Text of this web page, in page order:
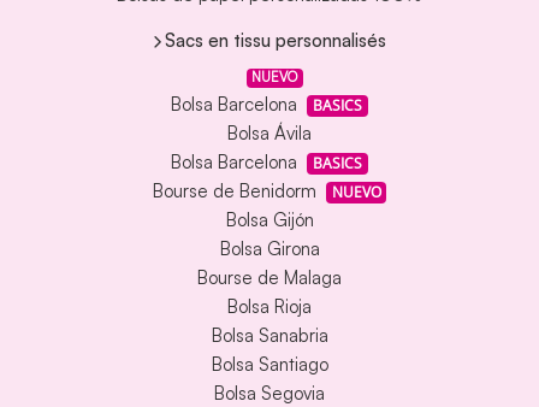
Sacs en tissu personnalisés
NUEVO
Bolsa Barcelona BASICS
Bolsa Ávila
Bolsa Barcelona
BASICS
Bourse de Benidorm NUEVO
Bolsa Gijón
Bolsa Girona
Bourse de Malaga
Bolsa Rioja
Bolsa Sanabria
Bolsa Santiago
Bolsa Segovia